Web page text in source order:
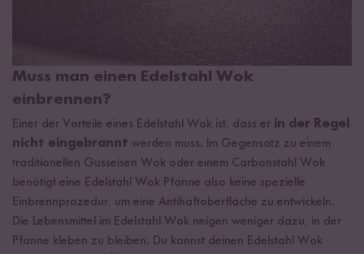
Muss man einen Edelstahl Wok
einbrennen?
Einer der Vorteile eines Edelstahl Wok ist, dass er in der Regel
nicht eingebrannt werden muss. Im Gegensatz zu einem
traditionellen Gusseisen Wok oder einem Carbonstahl Wok
benötigt eine Edelstahl Wok Pfanne also keine spezielle
Einbrennprozedur, um eine Antihaftoberfläche zu entwickeln.
Die Lebensmittel im Edelstahl Wok neigen weniger dazu, in der
Pfanne kleben zu bleiben. Du kannst deinen Edelstahl Wok